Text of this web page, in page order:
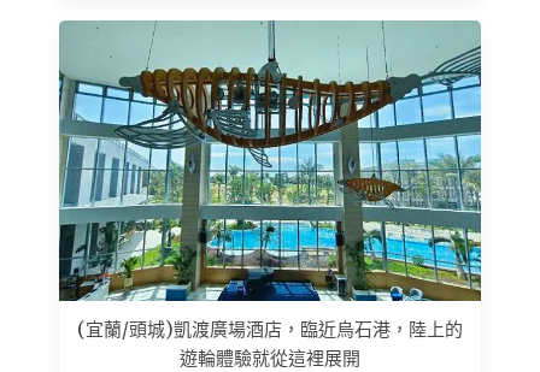
(宜蘭/頭城)凱渡廣場酒店，臨近烏石港，陸上的
遊輪體驗就從這裡展開